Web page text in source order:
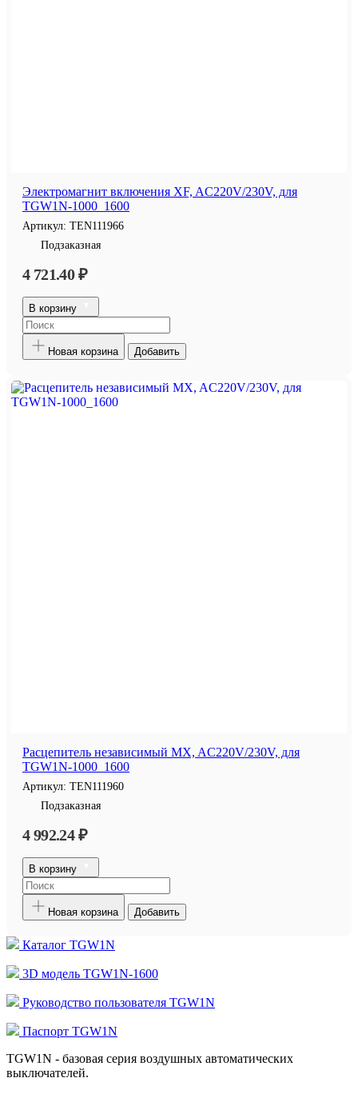
Электромагнит включения XF, AC220V/230V, для
TGW1N-1000_1600
Артикул: TEN111966
Подзаказная
4 721.40 ₽
В корзину
Новая корзина Добавить
Расцепитель независимый MX, AC220V/230V, для
TGW1N-1000_1600
Артикул: TEN111960
Подзаказная
4 992.24 ₽
В корзину
Новая корзина Добавить
Каталог TGW1N
3D модель TGW1N-1600
Руководство пользователя TGW1N
Паспорт TGW1N
TGW1N - базовая серия воздушных автоматических
выключателей.